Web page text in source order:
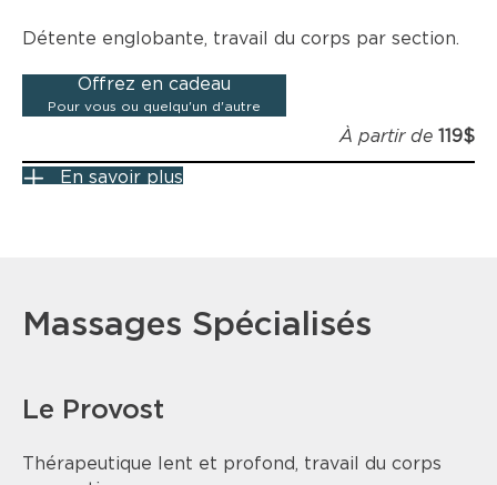
Détente englobante, travail du corps par section.
Offrez en cadeau
Pour vous ou quelqu'un d'autre
À partir de 119$
En savoir plus
Massages Spécialisés
Le Provost
Thérapeutique lent et profond, travail du corps